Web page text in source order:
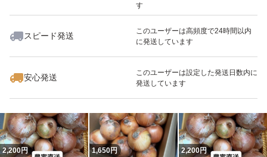
す
スピード発送
このユーザーは高頻度で24時間以内
に発送しています
安心発送
このユーザーは設定した発送日数内に
発送しています
2,200円 1,650円 2,200円